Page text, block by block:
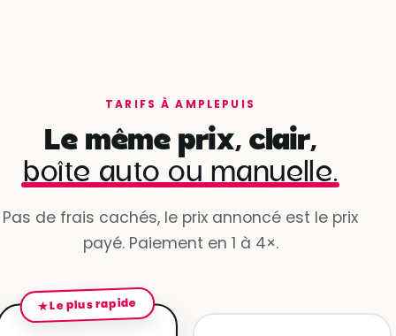
TARIFS À AMPLEPUIS
Le même prix, clair,
boîte auto ou manuelle.
Pas de frais cachés, le prix annoncé est le prix
payé. Paiement en 1 à 4×.
★ Le plus rapide